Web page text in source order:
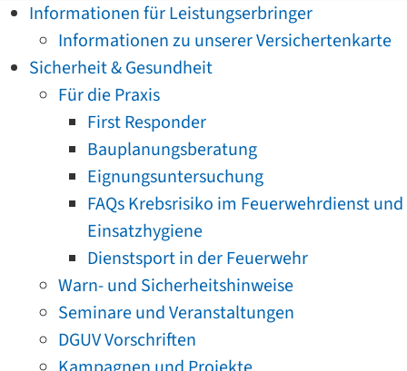
Informationen für Leistungserbringer
Informationen zu unserer Versichertenkarte
Sicherheit & Gesundheit
Für die Praxis
First Responder
Bauplanungsberatung
Eignungsuntersuchung
FAQs Krebsrisiko im Feuerwehrdienst und
Einsatzhygiene
Dienstsport in der Feuerwehr
Warn- und Sicherheitshinweise
Seminare und Veranstaltungen
DGUV Vorschriften